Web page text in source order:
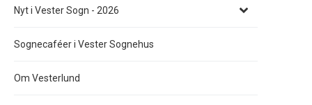
Nyt i Vester Sogn - 2026
Sognecaféer i Vester Sognehus
Om Vesterlund